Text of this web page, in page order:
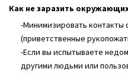
Как не заразить
-Минимизировать
(приветственные
-Если вы испытываете
другими людьми или